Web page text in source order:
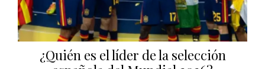
¿Quién es el líder de la selección